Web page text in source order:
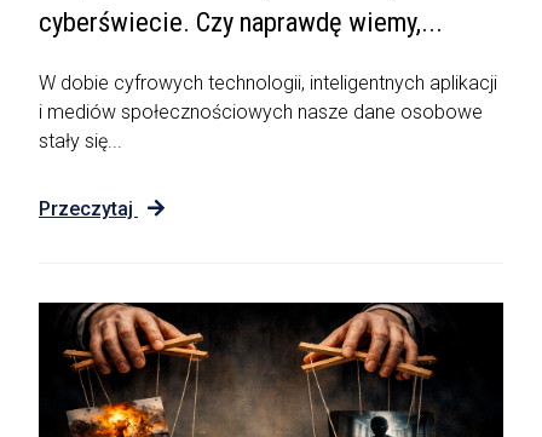
cyberświecie. Czy naprawdę wiemy,...
W dobie cyfrowych technologii, inteligentnych aplikacji
i mediów społecznościowych nasze dane osobowe
stały się...
Przeczytaj